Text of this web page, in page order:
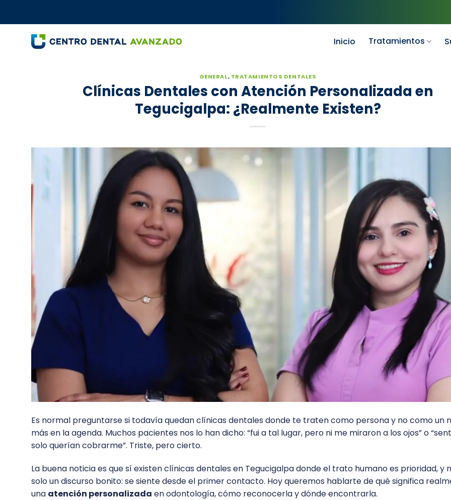
Inicio Tratamientos
GENERAL, TRATAMIENTOS DENTALES
Clínicas Dentales con Atención Personalizada en
Tegucigalpa: ¿Realmente Existen?
Es normal preguntarse si todavía quedan clínicas dentales donde te traten como persona y no como un
más en la agenda. Muchos pacientes nos lo han dicho: “fui a tal lugar, pero ni me miraron a los ojos” o
solo querían cobrarme”. Triste, pero cierto.
La buena noticia es que sí existen clínicas dentales en Tegucigalpa donde el trato humano es prioridad, y
solo un discurso bonito: se siente desde el primer contacto. Hoy queremos hablarte de qué significa
una atención personalizada en odontología, cómo reconocerla y dónde encontrarla.